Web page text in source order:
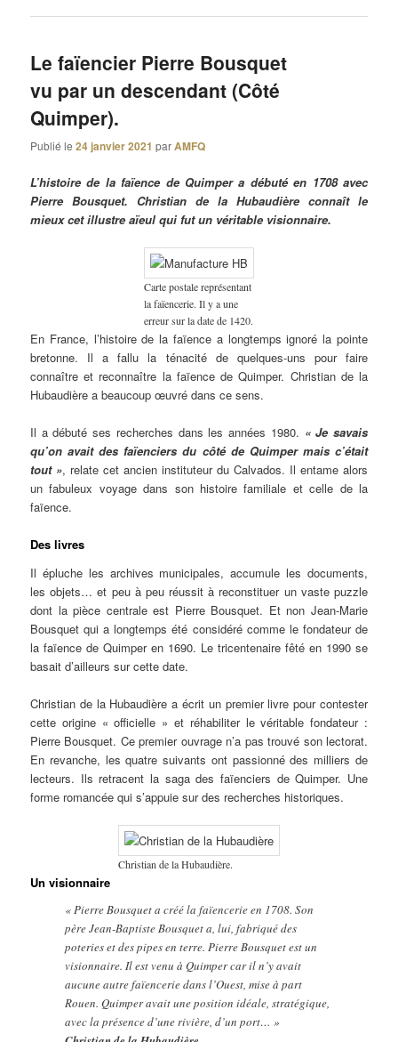
Le faïencier Pierre Bousquet
vu par un descendant (Côté
Quimper).
Publié le24 janvier 2021 parAMFQ
L’histoire de la faïence de Quimper a débuté en 1708 avec
Pierre Bousquet. Christian de la Hubaudière connaît le
mieux cet illustre aïeul qui fut un véritable visionnaire.
Carte postale représentant
la faïencerie. Il y a une
erreur sur la date de 1420.
En France, l’histoire de la faïence a longtemps ignoré la pointe
bretonne. Il a fallu la ténacité de quelques-uns pour faire
connaître et reconnaître la faïence de Quimper. Christian de la
Hubaudière a beaucoup œuvré dans ce sens.
Il a débuté ses recherches dans les années 1980. « Je savais
qu’on avait des faïenciers du côté de Quimper mais c’était
tout », relate cet ancien instituteur du Calvados. Il entame alors
un fabuleux voyage dans son histoire familiale et celle de la
faïence.
Des livres
Il épluche les archives municipales, accumule les documents,
les objets… et peu à peu réussit à reconstituer un vaste puzzle
dont la pièce centrale est Pierre Bousquet. Et non Jean-Marie
Bousquet qui a longtemps été considéré comme le fondateur de
la faïence de Quimper en 1690. Le tricentenaire fêté en 1990 se
basait d’ailleurs sur cette date.
Christian de la Hubaudière a écrit un premier livre pour contester
cette origine « officielle » et réhabiliter le véritable fondateur :
Pierre Bousquet. Ce premier ouvrage n’a pas trouvé son lectorat.
En revanche, les quatre suivants ont passionné des milliers de
lecteurs. Ils retracent la saga des faïenciers de Quimper. Une
forme romancée qui s’appuie sur des recherches historiques.
Christian de la Hubaudière.
Un visionnaire
« Pierre Bousquet a créé la faïencerie en 1708. Son
père Jean-Baptiste Bousquet a, lui, fabriqué des
poteries et des pipes en terre. Pierre Bousquet est un
visionnaire. Il est venu à Quimper car il n’y avait
aucune autre faïencerie dans l’Ouest, mise à part
Rouen. Quimper avait une position idéale, stratégique,
avec la présence d’une rivière, d’un port… »